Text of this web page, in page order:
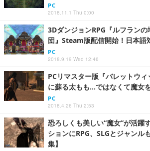
PC
2018.11.1 Thu 0:00
3DダンジョンRPG『ルフラン
団』Steam版配信開始！日本語
PC
2018.9.19 Wed 12:46
PCリマスター版『バレットウ
に蘇る太もも…ではなくて魔女
PC
2018.4.26 Thu 2:53
恐ろしくも美しい“魔女”が活躍
ションにRPG、SLGとジャンル
集】